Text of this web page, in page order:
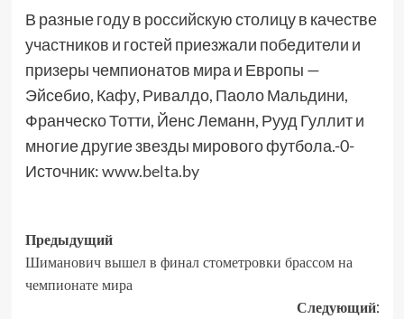
В разные году в российскую столицу в качестве
участников и гостей приезжали победители и
призеры чемпионатов мира и Европы —
Эйсебио, Кафу, Ривалдо, Паоло Мальдини,
Франческо Тотти, Йенс Леманн, Рууд Гуллит и
многие другие звезды мирового футбола.-0-
Источник:www.belta.by
Предыдущий
Шиманович вышел в финал стометровки брассом на
чемпионате мира
Следующий: